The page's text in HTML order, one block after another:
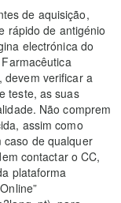
de aquisição,
rápido de antigénio
electrónica do
devem verificar a
teste, as suas
Não comprem
assim como
caso de qualquer
contactar o CC,
plataforma